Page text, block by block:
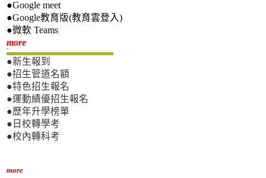
●Google meet
●Google教育版(教育雲登入)
●微軟 Teams
more新生專區
●新生報到
●招生管道名額
●特色招生報名
●運動績優招生報名
●歷年升學榜單
●日校轉學考
●校內轉科考
more